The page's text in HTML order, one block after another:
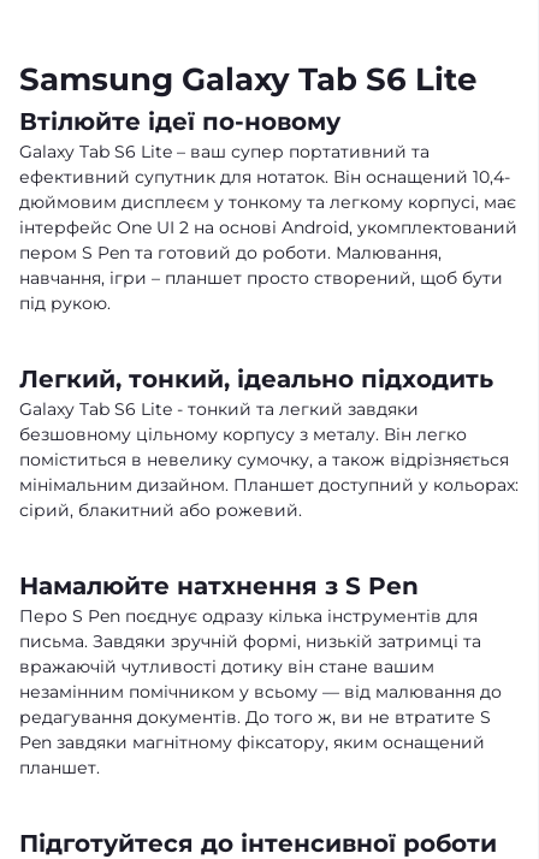
Samsung Galaxy Tab S6 Lite
Втілюйте ідеї по-новому
Galaxy Tab S6 Lite – ваш супер портативний та
ефективний супутник для нотаток. Він оснащений 10,4-
дюймовим дисплеєм у тонкому та легкому корпусі, має
інтерфейс One UI 2 на основі Android, укомплектований
пером S Pen та готовий до роботи. Малювання,
навчання, ігри – планшет просто створений, щоб бути
під рукою.
Легкий, тонкий, ідеально підходить
Galaxy Tab S6 Lite - тонкий та легкий завдяки
безшовному цільному корпусу з металу. Він легко
поміститься в невелику сумочку, а також відрізняється
мінімальним дизайном. Планшет доступний у кольорах:
сірий, блакитний або рожевий.
Намалюйте натхнення з S Pen
Перо S Pen поєднує одразу кілька інструментів для
письма. Завдяки зручній формі, низькій затримці та
вражаючій чутливості дотику він стане вашим
незамінним помічником у всьому — від малювання до
редагування документів. До того ж, ви не втратите S
Pen завдяки магнітному фіксатору, яким оснащений
планшет.
Підготуйтеся до інтенсивної роботи